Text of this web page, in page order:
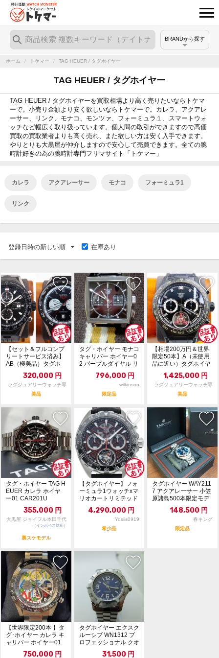
BRANDから探す
ホーム / トケマー / TAG HEUER / タグホイヤー
TAG HEUER / タグホイヤー
TAG HEUER / タグホイヤーを買取相場より高く売りたいならトケマ
ーで。小売り金額より安く欲しいならトケマーで。カレラ、アクアレ
ーサー、リンク、モナコ、モンツァ、フォーミュラ１、スマートウォ
ッチなど幅広く取り扱っています。個人間の取引ができますので高価
買取の買取業者よりも高く売れ、また欲しい方は安く入手できます。
やりとりも大黒屋が仲介しますので安心して売買できます。全ての腕
時計好きの為の腕時計専門フリマサイト「トケマー」
カレラ アクアレーサー モナコ フォーミュラ1
リンク
登録日時の新しい順 在庫あり
【セット＆フルコンプ
リートサービス済み】
AB（極美品）タグホ
イヤー カレラ クロノ...
320,000 円
ラグジュアリーウォッチ専
美品
タグ・ホイヤー モナコ
キャリバー ホイヤー0
2 パープルダイヤル リ
ミテッドエデ...
796,000 円
wilkinson
限定品
【相場200万円＆世界
限定50本】A（未使用
品に近い）タグホイヤ
ー カレラ キャリ...
1,425,000 円
ラグジュアリーウォッチ専
美品
タグ・ホイヤー TAG H
EUER カレラ ホイヤ
ー01 CAR201U
355,000 円
大黒屋 ジョイフル本田千代
田店
（インボイス対応）
裏スケモデル
【タグホイヤー】フォ
ーミュラ1ウォッチxマ
リオカートリミテッド
エディション トゥー...
4,290,000 円
Yosiis0919
希少品
タグホイヤー WAY211
7 アクアレーサー 小笠
原諸島500本限定モデ
148,500 円
春キング
限定品
【世界限定200本 】タ
グ･ホイヤー カレラ キ
ャリバー ホイヤー01
750,000 円
タグホイヤー エクスク
ルーシブ WN1312 プ
ロフェッショナル クオ
31,500 円